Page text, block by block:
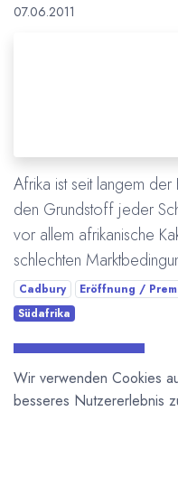
07.06.2011
Afrika ist seit langem
den Grundstoff jeder
vor allem afrikanische
schlechten
Cadbury Eröffnung /
Südafrika
Wir verwenden Cookies
besseres Nutzererlebnis